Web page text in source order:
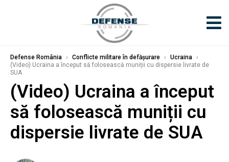
Defense România › Conflicte militare în defășurare › Ucraina ›
(Video) Ucraina a început să folosească muniții cu dispersie livrate de
SUA
(Video) Ucraina a început
să folosească muniții cu
dispersie livrate de SUA